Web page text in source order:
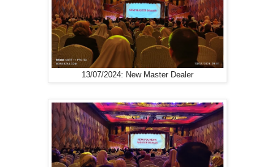
13/07/2024: New Master Dealer